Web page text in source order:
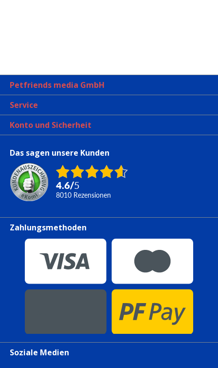
Petfriends media GmbH
Service
Konto und Sicherheit
Das sagen unsere Kunden
4.6/5
8010 Rezensionen
Zahlungsmethoden
Soziale Medien